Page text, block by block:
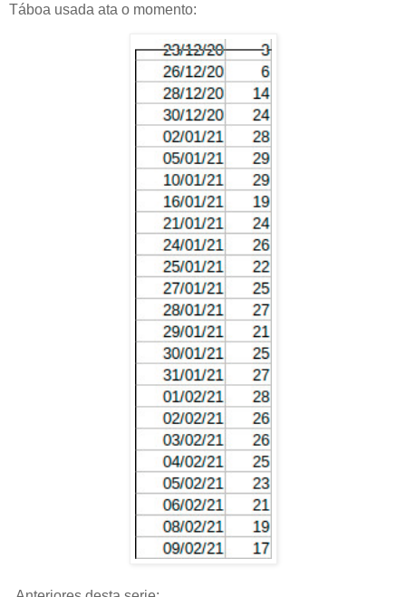
Táboa usada ata o momento: